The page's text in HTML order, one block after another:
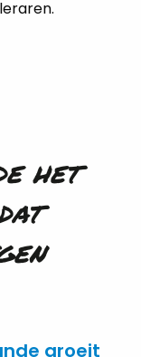
het
groeit